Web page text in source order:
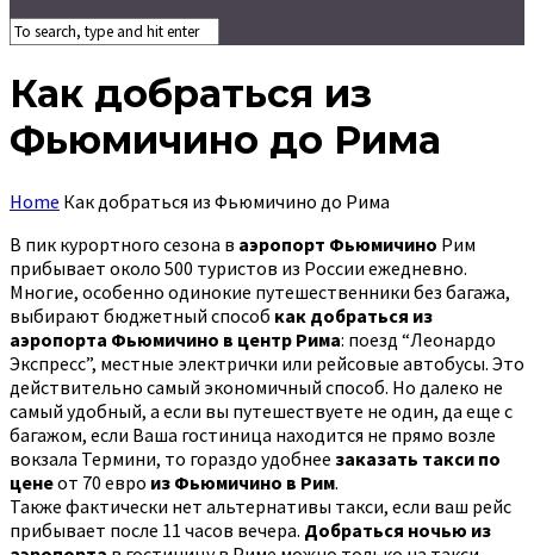
Как добраться из
Фьюмичино до Рима
Home Как добраться из Фьюмичино до Рима
В пик курортного сезона в аэропорт Фьюмичино Рим
прибывает около 500 туристов из России ежедневно.
Многие, особенно одинокие путешественники без багажа,
выбирают бюджетный способ как добраться из
аэропорта Фьюмичино в центр Рима: поезд “Леонардо
Экспресс”, местные электрички или рейсовые автобусы. Это
действительно самый экономичный способ. Но далеко не
самый удобный, а если вы путешествуете не один, да еще с
багажом, если Ваша гостиница находится не прямо возле
вокзала Термини, то гораздо удобнее заказать такси по
ценеот 70 евро из Фьюмичино в Рим.
Также фактически нет альтернативы такси, если ваш рейс
прибывает после 11 часов вечера. Добраться ночью из